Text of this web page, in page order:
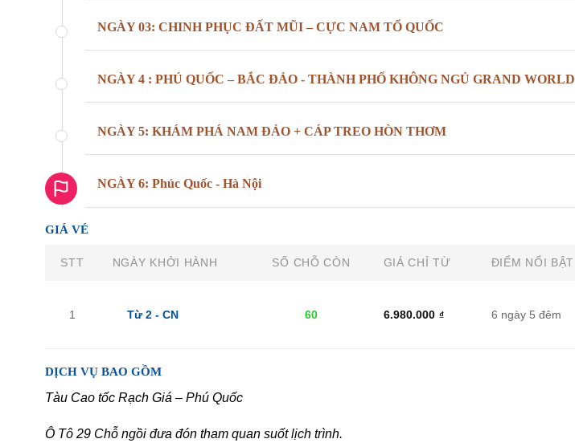
NGÀY 03: CHINH PHỤC ĐẤT MŨI – CỰC NAM TỔ QUỐC
NGÀY 4 : PHÚ QUỐC – BẮC ĐẢO - THÀNH PHỐ KHÔNG NGỦ GRAND WORLD
NGÀY 5: KHÁM PHÁ NAM ĐẢO + CÁP TREO HÒN THƠM
NGÀY 6: Phúc Quốc - Hà Nội
GIÁ VÉ
STT NGÀY KHỞI HÀNH SỐ CHỖ CÒN GIÁ CHỈ TỪ ĐIỂM NỔI BẬT
1 Từ 2 - CN 60 6.980.000 ₫ 6 ngày 5 đêm
DỊCH VỤ BAO GỒM
Tàu Cao tốc Rạch Giá – Phú Quốc
Ô Tô 29 Chỗ ngồi đưa đón tham quan suốt lịch trình.